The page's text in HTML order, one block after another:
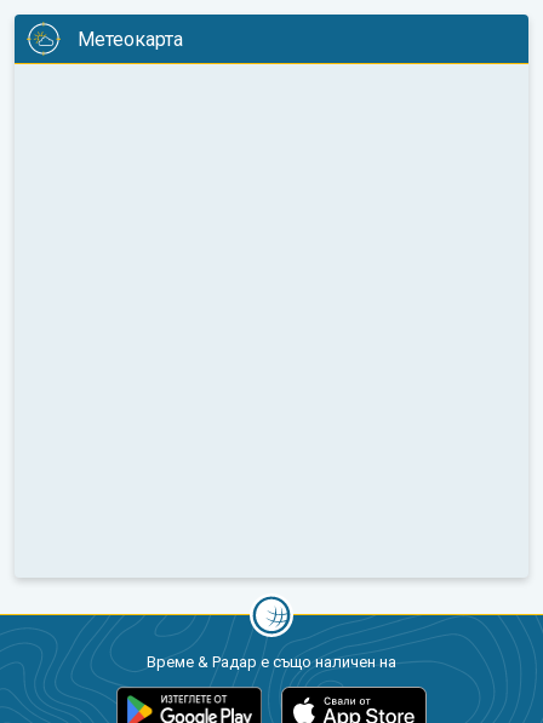
Метеокарта
Време & Радар е също наличен на